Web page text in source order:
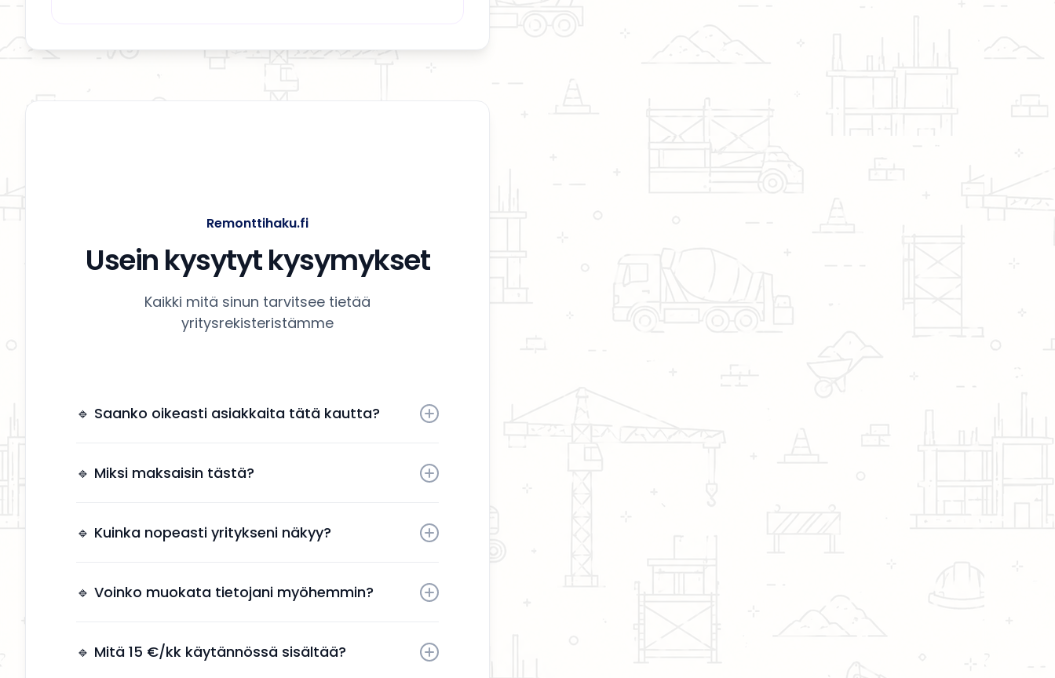
Remonttihaku.fi
Usein kysytyt kysymykset
Kaikki mitä sinun tarvitsee tietää
yritysrekisteristämme
🔹 Saanko oikeasti asiakkaita tätä kautta?
remonttipalveluita alueellasi.
🔹 Miksi maksaisin tästä?
tarvitsee käyttää aikaa markkinointiin.
🔹 Kuinka nopeasti yritykseni näkyy?
jälkeen.
🔹 Voinko muokata tietojani myöhemmin?
tahansa.
🔹 Mitä 15 €/kk käytännössä sisältää?